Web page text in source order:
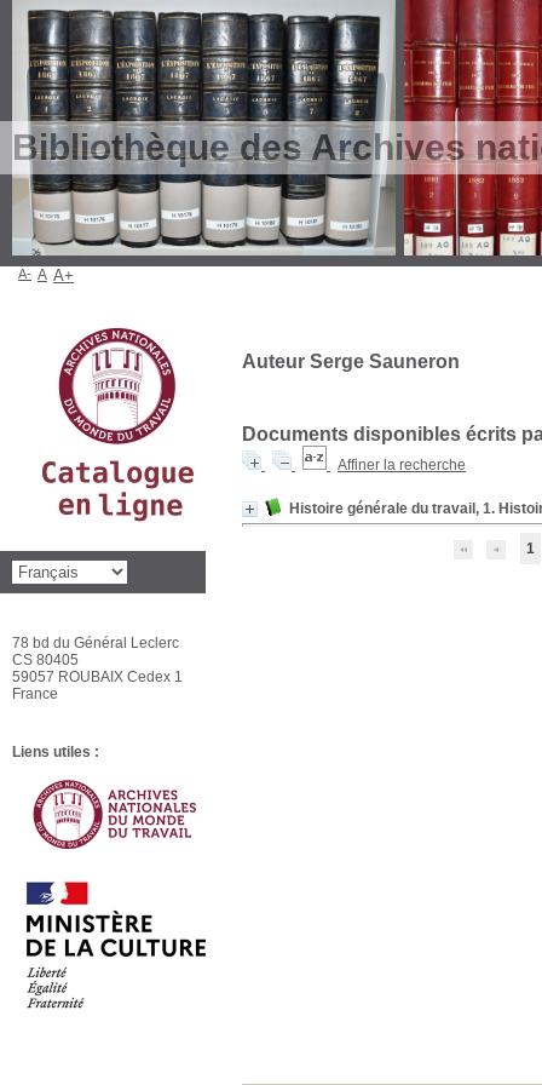
Bibliothèque des Archives
Auteur Serge Sauneron
Documents disponibles écrits
Affiner la recherche
Histoire générale du travail, 1.
1
A- A A+
78 bd du Général Leclerc
CS 80405
59057 ROUBAIX Cedex 1
France
Liens utiles :